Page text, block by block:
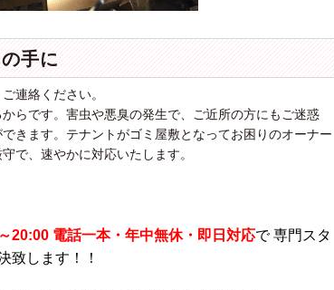
手に
連絡ください。
らです。害虫や悪臭の発生で、ご近所の方にもご迷惑
きます。テナントがゴミ屋敷となってお困りのオーナー
で、速やかに対応いたします。
20:00 電話一本・年中無休・即日対応で 専門スタ
致します！！